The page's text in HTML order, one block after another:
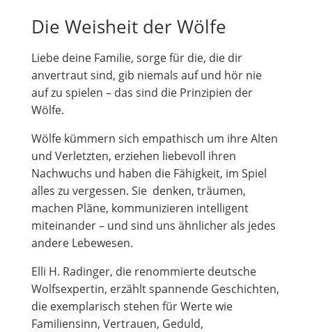
Die Weisheit der Wölfe
Liebe deine Familie, sorge für die, die dir
anvertraut sind, gib niemals auf und hör nie
auf zu spielen – das sind die Prinzipien der
Wölfe.
Wölfe kümmern sich empathisch um ihre Alten
und Verletzten, erziehen liebevoll ihren
Nachwuchs und haben die Fähigkeit, im Spiel
alles zu vergessen. Sie denken, träumen,
machen Pläne, kommunizieren intelligent
miteinander – und sind uns ähnlicher als jedes
andere Lebewesen.
Elli H. Radinger, die renommierte deutsche
Wolfsexpertin, erzählt spannende Geschichten,
die exemplarisch stehen für Werte wie
Familiensinn, Vertrauen, Geduld,